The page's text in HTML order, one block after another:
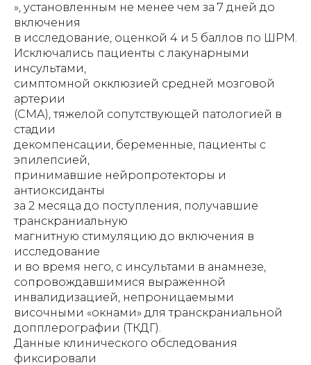
», установленным не менее чем за 7 дней до
включения
в исследование, оценкой 4 и 5 баллов по ШРМ.
Исключались пациенты с лакунарными
инсультами,
симптомной окклюзией средней мозговой
артерии
(СМА), тяжелой сопутствующей патологией в
стадии
декомпенсации, беременные, пациенты с
эпилепсией,
принимавшие нейропротекторы и
антиоксиданты
за 2 месяца до поступления, получавшие
транскраниальную
магнитную стимуляцию до включения в
исследование
и во время него, с инсультами в анамнезе,
сопровождавшимися выраженной
инвалидизацией, непроницаемыми
височными «окнами» для транскраниальной
допплерографии (ТКДГ).
Данные клинического обследования
фиксировали